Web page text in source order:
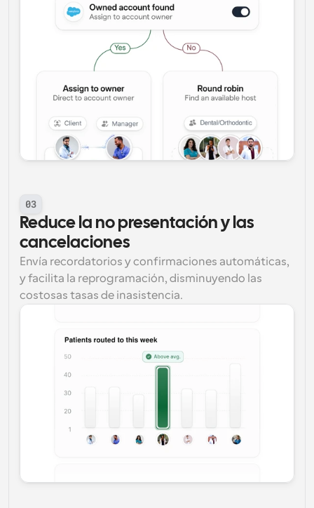
03
Reduce la no presentación y las
cancelaciones
Envía recordatorios y confirmaciones automáticas,
y facilita la reprogramación, disminuyendo las
costosas tasas de inasistencia.